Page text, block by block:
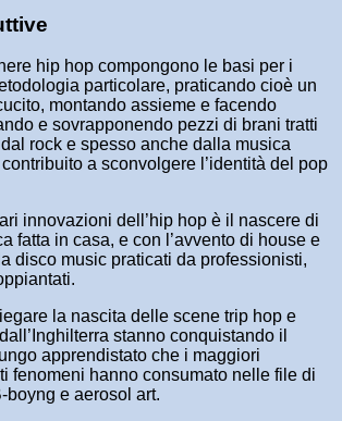
hip hop compongono le basi per i
particolare, praticando cioè un
montando assieme e facendo
e sovrapponendo pezzi di brani tratti
rock e spesso anche dalla musica
a sconvolgere l’identità del pop
innovazioni dell’hip hop è il nascere di
fatta in casa, e con l’avvento di house e
disco music praticati da professionisti,
la nascita delle scene trip hop e
stanno conquistando il
apprendistato che i maggiori
fenomeni hanno consumato nelle file di
boyng e aerosol art.